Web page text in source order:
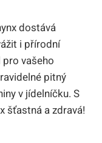
dostává
i přírodní
vašeho
pitný
v jídelníčku. S
šťastná a zdravá!